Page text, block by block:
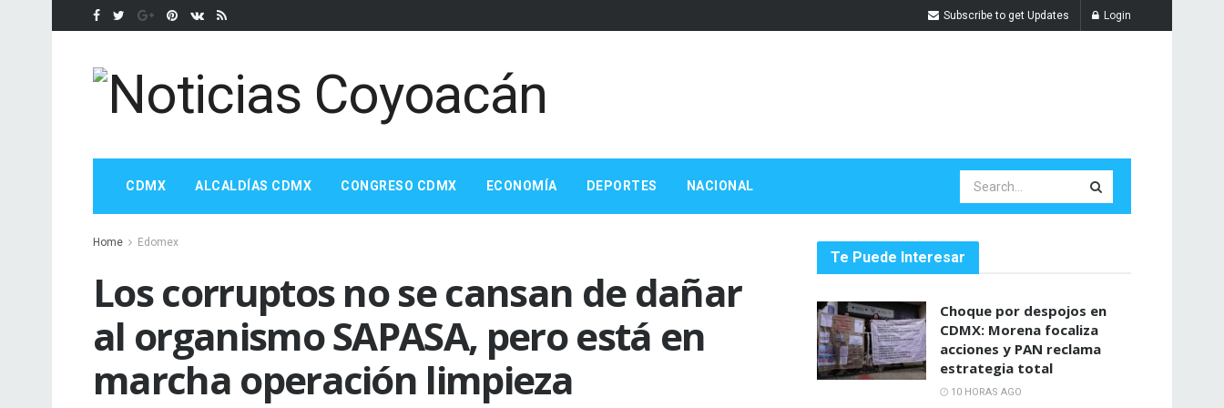
Subscribe to get Updates Login
CDMX ALCALDÍAS CDMX CONGRESO CDMX ECONOMÍA DEPORTES NACIONAL
Home Edomex
Los corruptos no se cansan de dañar
al organismo SAPASA, pero está en
marcha operación limpieza
Te Puede Interesar
Choque por despojos en
CDMX: Morena focaliza
acciones y PAN reclama
estrategia total
10 HORAS AGO